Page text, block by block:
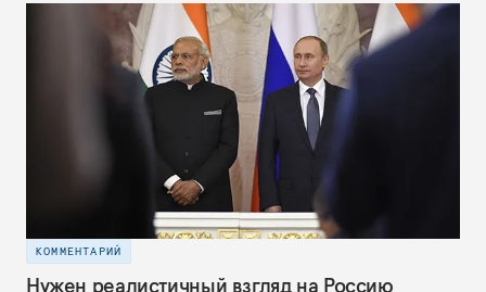
КОММЕНТАРИЙ
Нужен реалистичный взгляд на Россию